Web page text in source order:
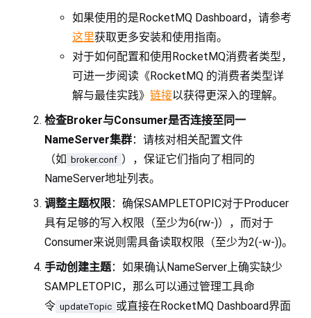
如果使用的是RocketMQ Dashboard，请参考
这里获取更多安装和使用指南。
对于如何配置和使用RocketMQ消费者类型，
可进一步阅读《RocketMQ 的消费者类型详
解与最佳实践》 链接以获得更深入的理解。
检查Broker与Consumer是否连接至同一
NameServer集群：请核对相关配置文件
（如 broker.conf ），保证它们指向了相同的
NameServer地址列表。
调整主题权限：确保SAMPLETOPIC对于Producer
具有足够的写入权限（至少为6(rw-)），而对于
Consumer来说则需具备读取权限（至少为2(-w-))。
手动创建主题：如果确认NameServer上确实缺少
SAMPLETOPIC，那么可以通过管理工具命
令 updateTopic 或直接在RocketMQ Dashboard界面